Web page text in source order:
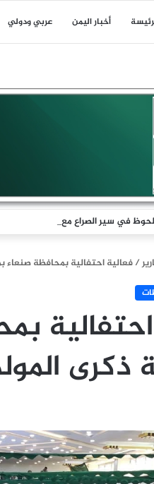
أخبار اليمن عربي ودولي
في سير الصراع مع العدو السعودي
/فعالية احتفالية بمحافظة صنعاء
ذكرى